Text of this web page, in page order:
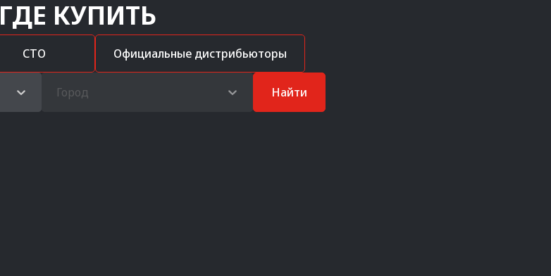
ГДЕ КУПИТЬ
СТО Официальные дистрибьюторы
Город Найти